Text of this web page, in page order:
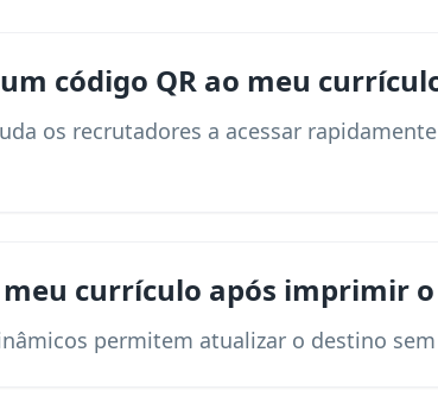
código QR ao meu
os recrutadores a acessar
currículo após imprimir o
permitem atualizar o destino